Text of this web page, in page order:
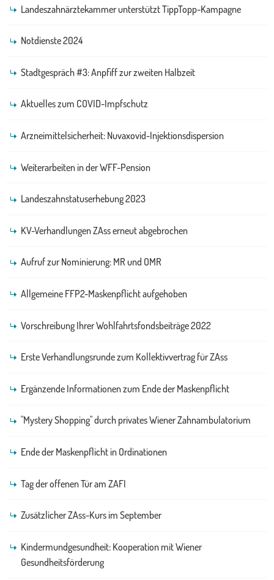
Landeszahnärztekammer unterstützt TippTopp-Kampagne
Notdienste 2024
Stadtgespräch #3: Anpfiff zur zweiten Halbzeit
Aktuelles zum COVID-Impfschutz
Arzneimittelsicherheit: Nuvaxovid-Injektionsdispersion
Weiterarbeiten in der WFF-Pension
Landeszahnstatuserhebung 2023
KV-Verhandlungen ZAss erneut abgebrochen
Aufruf zur Nominierung: MR und OMR
Allgemeine FFP2-Maskenpflicht aufgehoben
Vorschreibung Ihrer Wohlfahrtsfondsbeiträge 2022
Erste Verhandlungsrunde zum Kollektivvertrag für ZAss
Ergänzende Informationen zum Ende der Maskenpflicht
"Mystery Shopping" durch privates Wiener Zahnambulatorium
Ende der Maskenpflicht in Ordinationen
Tag der offenen Tür am ZAFI
Zusätzlicher ZAss-Kurs im September
Kindermundgesundheit: Kooperation mit Wiener
Gesundheitsförderung